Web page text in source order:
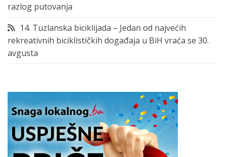
razlog putovanja
14. Tuzlanska biciklijada – Jedan od najvećih
rekreativnih biciklističkih događaja u BiH vraća se 30.
avgusta